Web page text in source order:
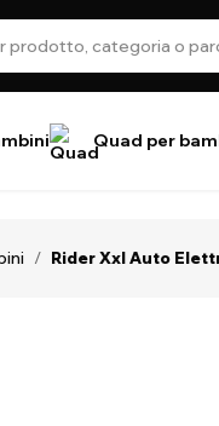
Quad per
/ Rider Xxl Auto